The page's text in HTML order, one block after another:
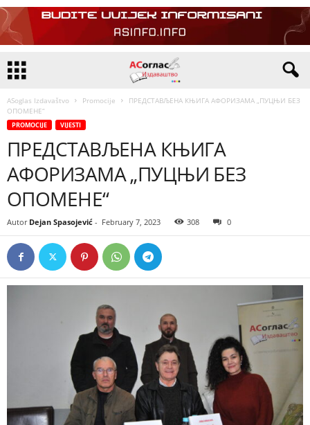
ASoglas Izdavaštvo Promocije
ПРЕДСТАВЉЕНА КЊИГА АФОРИЗАМА „ПУЦЊИ БЕЗ
ОПОМЕНЕ“
PROMOCIJE VIJESTI
ПРЕДСТАВЉЕНА КЊИГА
АФОРИЗАМА „ПУЦЊИ БЕЗ
ОПОМЕНЕ“
Autor Dejan Spasojević - February 7, 2023 308 0